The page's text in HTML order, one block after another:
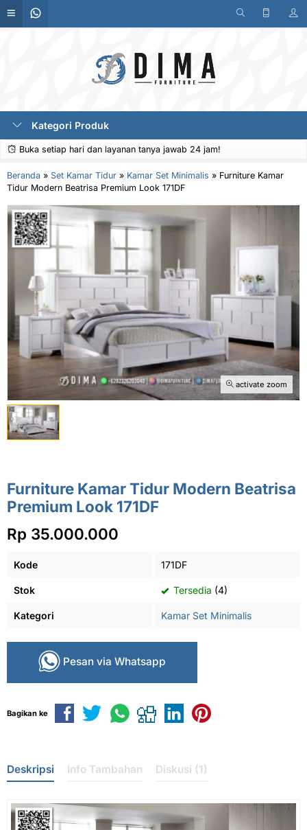
Kategori Produk
Buka setiap hari dan layanan tanya jawab 24 jam!
Beranda » Set Kamar Tidur » Kamar Set Minimalis » Furniture Kamar
Tidur Modern Beatrisa Premium Look 171DF
activate zoom
Furniture Kamar Tidur Modern Beatrisa
Premium Look 171DF
Rp 35.000.000
Kode 171DF
Stok Tersedia (4)
Kategori Kamar Set Minimalis
Pesan via Whatsapp
Bagikan ke
Deskripsi Info Tambahan Diskusi (1)